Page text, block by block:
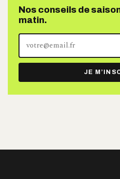
Nos conseils de
matin.
Votre
adresse
e-
mail
JE